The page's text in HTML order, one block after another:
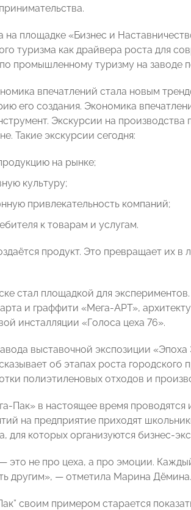
площадке «Бизнес и
туризма как драйвера роста для
промышленному туризму на
впечатлений стала новым
его создания. Экономика
Экскурсии на
Такие экскурсии сегодня:
на рынке;
культуру;
привлекательность компаний;
к товарам и услугам.
продукт. Это превращает их
стал площадкой для
и граффити «Мега-АРТ»,
инсталляции «Голоса цеха 76».
выставочной экспозиции
об этапах роста
полиэтиленовых отходов и
Пак» в настоящее время
на предприятие приходят
для которых организуются бизнес-
это не про цеха, а про эмоции.
другим», — отметила Марина Дёмина.
своим примером старается